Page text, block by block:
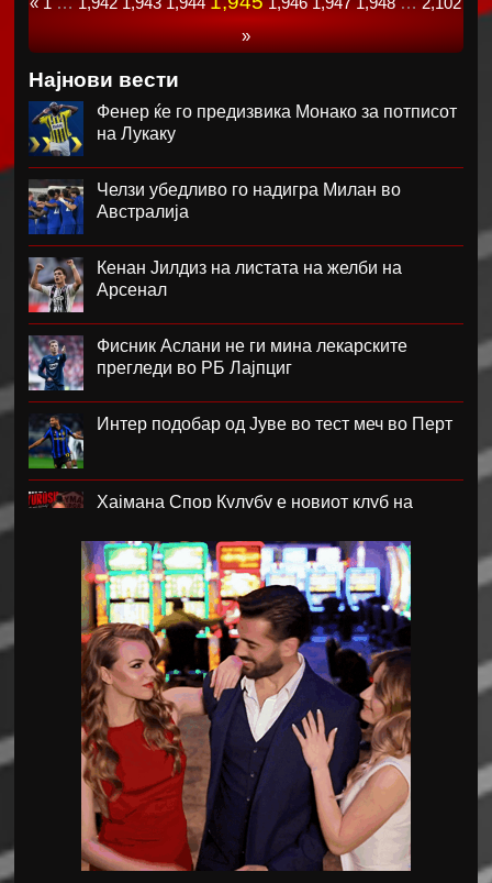
»
Најнови вести
Фенер ќе го предизвика Монако за потписот
на Лукаку
Челзи убедливо го надигра Милан во
Австралија
Кенан Јилдиз на листата на желби на
Арсенал
Фисник Аслани не ги мина лекарските
прегледи во РБ Лајпциг
Интер подобар од Јуве во тест меч во Перт
Хајмана Спор Кулубу е новиот клуб на
Модриќ и Џеко градат луксузен комплекс на
Јадранот
Синот на Меси ќе потпише за Ла Масија
Мексико му даде отворена поддршка на
Инфантино
Барса го откажа пријателскиот натпревар
во Мароко